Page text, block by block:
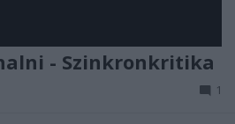
- Szinkronkritika
1